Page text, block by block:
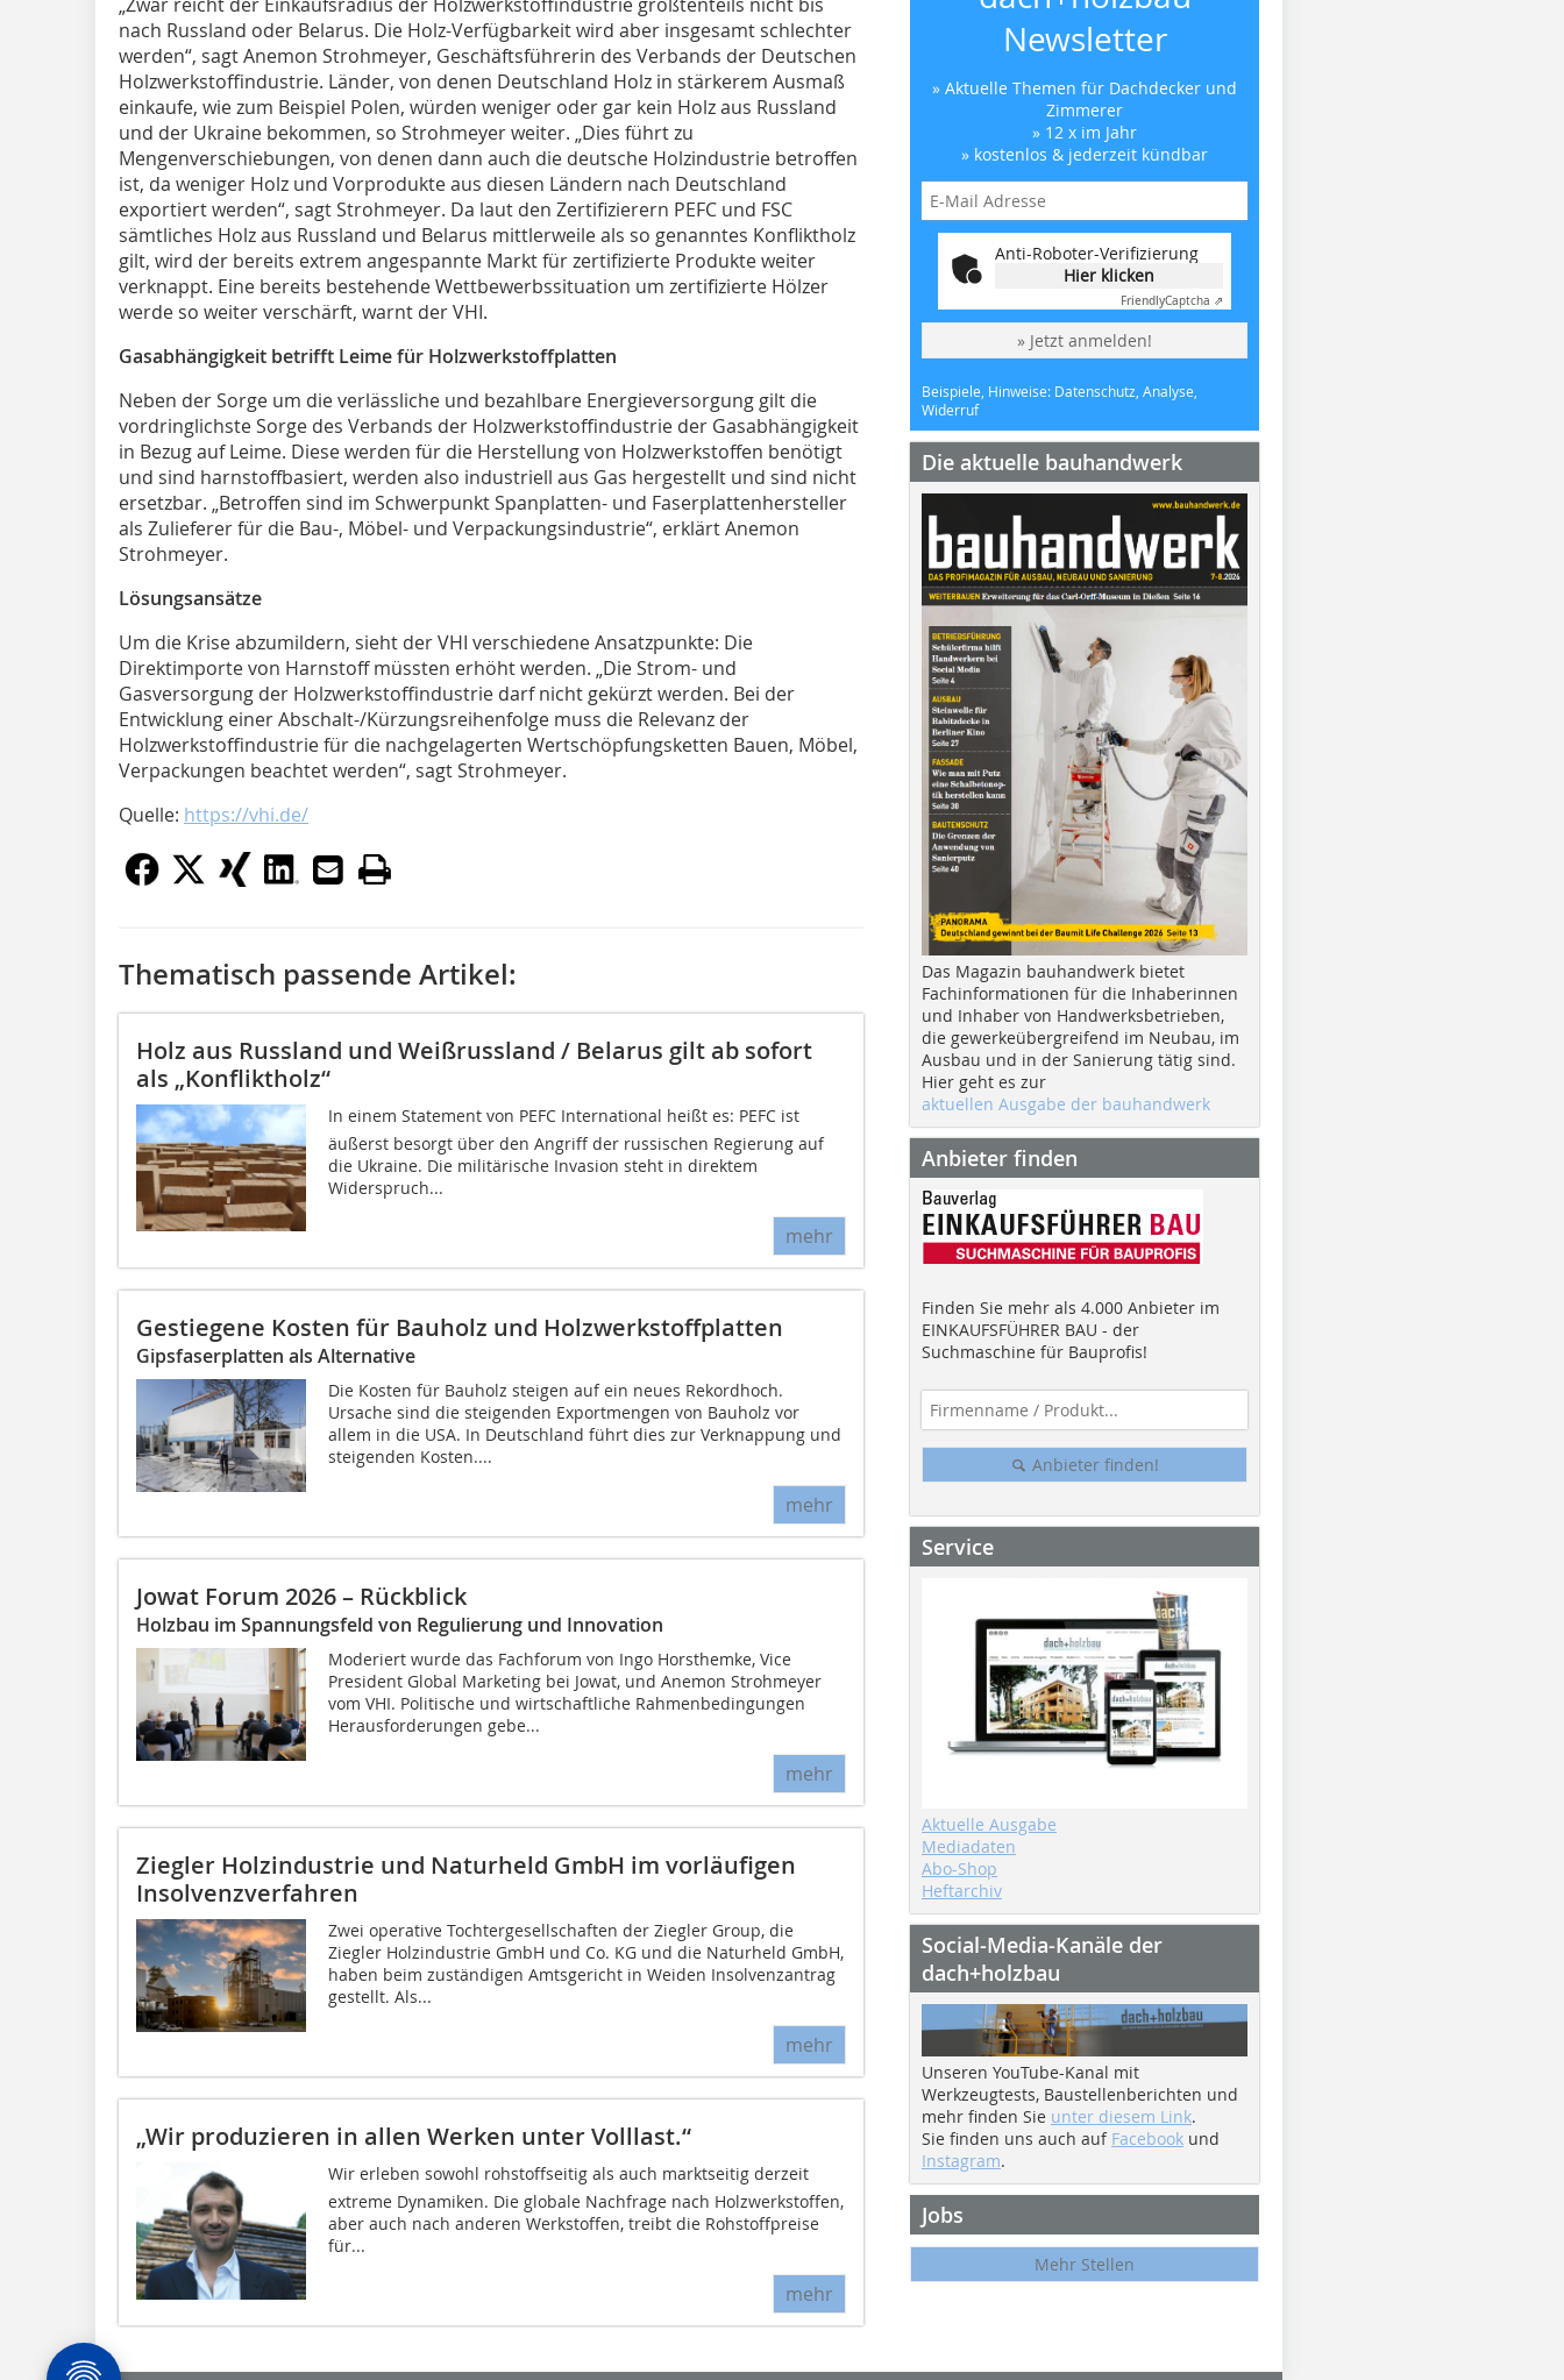
nach Russland oder Belarus. Die Holz-Verfügbarkeit wird aber insgesamt schlechter
werden“, sagt Anemon Strohmeyer, Geschäftsführerin des Verbands der Deutschen
Holzwerkstoffindustrie. Länder, von denen Deutschland Holz in stärkerem Ausmaß
einkaufe, wie zum Beispiel Polen, würden weniger oder gar kein Holz aus Russland
und der Ukraine bekommen, so Strohmeyer weiter. „Dies führt zu
Mengenverschiebungen, von denen dann auch die deutsche Holzindustrie betroffen
ist, da weniger Holz und Vorprodukte aus diesen Ländern nach Deutschland
exportiert werden“, sagt Strohmeyer. Da laut den Zertifizierern PEFC und FSC
sämtliches Holz aus Russland und Belarus mittlerweile als so genanntes Konfliktholz
gilt, wird der bereits extrem angespannte Markt für zertifizierte Produkte weiter
verknappt. Eine bereits bestehende Wettbewerbssituation um zertifizierte Hölzer
werde so weiter verschärft, warnt der VHI.
Gasabhängigkeit betrifft Leime für Holzwerkstoffplatten
Neben der Sorge um die verlässliche und bezahlbare Energieversorgung gilt die
vordringlichste Sorge des Verbands der Holzwerkstoffindustrie der Gasabhängigkeit
in Bezug auf Leime. Diese werden für die Herstellung von Holzwerkstoffen benötigt
und sind harnstoffbasiert, werden also industriell aus Gas hergestellt und sind nicht
ersetzbar. „Betroffen sind im Schwerpunkt Spanplatten- und Faserplattenhersteller
als Zulieferer für die Bau-, Möbel- und Verpackungsindustrie“, erklärt Anemon
Strohmeyer.
Lösungsansätze
Um die Krise abzumildern, sieht der VHI verschiedene Ansatzpunkte: Die
Direktimporte von Harnstoff müssten erhöht werden. „Die Strom- und
Gasversorgung der Holzwerkstoffindustrie darf nicht gekürzt werden. Bei der
Entwicklung einer Abschalt-/Kürzungsreihenfolge muss die Relevanz der
Holzwerkstoffindustrie für die nachgelagerten Wertschöpfungsketten Bauen, Möbel,
Verpackungen beachtet werden“, sagt Strohmeyer.
Quelle: https://vhi.de/
Thematisch passende Artikel:
Holz aus Russland und Weißrussland / Belarus gilt ab sofort
als „Konfliktholz“
In einem Statement von PEFC International heißt es: PEFC ist
äußerst besorgt über den Angriff der russischen Regierung auf
die Ukraine. Die militärische Invasion steht in direktem
Widerspruch...
mehr
Gestiegene Kosten für Bauholz und Holzwerkstoffplatten
Gipsfaserplatten als Alternative
Die Kosten für Bauholz steigen auf ein neues Rekordhoch.
Ursache sind die steigenden Exportmengen von Bauholz vor
allem in die USA. In Deutschland führt dies zur Verknappung und
steigenden Kosten....
mehr
Jowat Forum 2026 – Rückblick
Holzbau im Spannungsfeld von Regulierung und Innovation
Moderiert wurde das Fachforum von Ingo Horsthemke, Vice
President Global Marketing bei Jowat, und Anemon Strohmeyer
vom VHI. Politische und wirtschaftliche Rahmenbedingungen
Herausforderungen gebe...
mehr
Ziegler Holzindustrie und Naturheld GmbH im vorläufigen
Insolvenzverfahren
Zwei operative Tochtergesellschaften der Ziegler Group, die
Ziegler Holzindustrie GmbH und Co. KG und die Naturheld GmbH,
haben beim zuständigen Amtsgericht in Weiden Insolvenzantrag
gestellt. Als...
mehr
„Wir produzieren in allen Werken unter Volllast.“
Wir erleben sowohl rohstoffseitig als auch marktseitig derzeit
extreme Dynamiken. Die globale Nachfrage nach Holzwerkstoffen,
aber auch nach anderen Werkstoffen, treibt die Rohstoffpreise
für...
mehr
Newsletter
» Aktuelle Themen für Dachdecker und
Zimmerer
» 12 x im Jahr
» kostenlos & jederzeit kündbar
Anti-Roboter-Verifizierung
Hier klicken
FriendlyCaptcha ⇗
» Jetzt anmelden!
Beispiele, Hinweise: Datenschutz, Analyse,
Widerruf
Die aktuelle bauhandwerk
Das Magazin bauhandwerk bietet
Fachinformationen für die Inhaberinnen
und Inhaber von Handwerksbetrieben,
die gewerkeübergreifend im Neubau, im
Ausbau und in der Sanierung tätig sind.
Hier geht es zur
aktuellen Ausgabe der bauhandwerk
Anbieter finden
Finden Sie mehr als 4.000 Anbieter im
EINKAUFSFÜHRER BAU - der
Suchmaschine für Bauprofis!
Anbieter finden!
Service
Aktuelle Ausgabe
Mediadaten
Abo-Shop
Heftarchiv
Social-Media-Kanäle der
dach+holzbau
Unseren YouTube-Kanal mit
Werkzeugtests, Baustellenberichten und
mehr finden Sie unter diesem Link.
Sie finden uns auch auf Facebook und
Instagram.
Jobs
Mehr Stellen